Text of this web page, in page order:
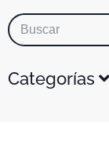
Categorías